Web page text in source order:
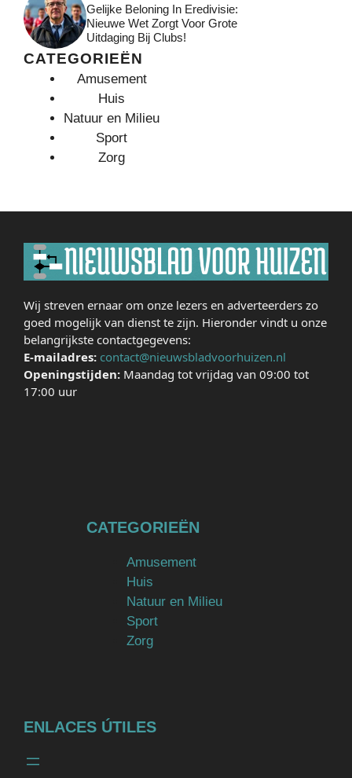
Gelijke Beloning In Eredivisie:
Nieuwe Wet Zorgt Voor Grote
Uitdaging Bij Clubs!
CATEGORIEËN
Amusement
Huis
Natuur en Milieu
Sport
Zorg
Wij streven ernaar om onze lezers en adverteerders zo
goed mogelijk van dienst te zijn. Hieronder vindt u onze
belangrijkste contactgegevens:
E-mailadres: contact@nieuwsbladvoorhuizen.nl
Openingstijden: Maandag tot vrijdag van 09:00 tot
17:00 uur
CATEGORIEËN
Amusement
Huis
Natuur en Milieu
Sport
Zorg
ENLACES ÚTILES